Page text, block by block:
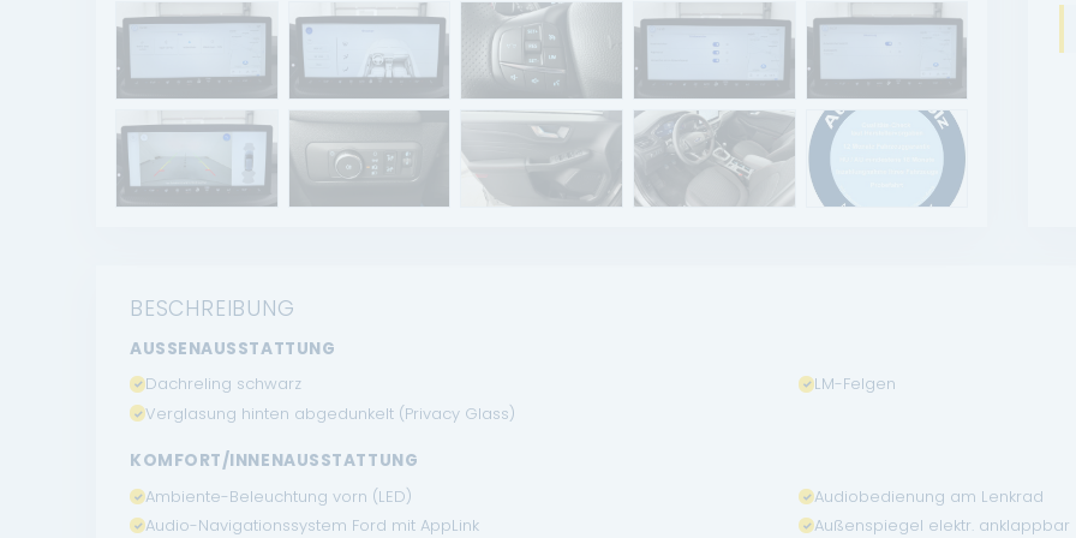
BESCHREIBUNG
AUSSENAUSSTATTUNG
Dachreling schwarz
LM-Felgen
Verglasung hinten abgedunkelt (Privacy Glass)
KOMFORT/INNENAUSSTATTUNG
Ambiente-Beleuchtung vorn (LED)
Audiobedienung am Lenkrad
Audio-Navigationssystem Ford mit AppLink
Außenspiegel elektr. anklappbar